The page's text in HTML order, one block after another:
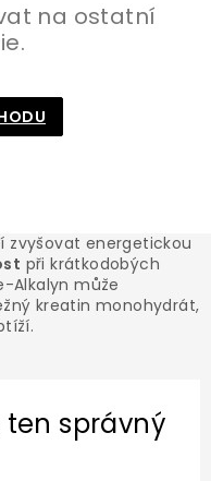
na ostatní
zvyšovat energetickou
při krátkodobých
Alkalyn může
kreatin monohydrát,
ten správný